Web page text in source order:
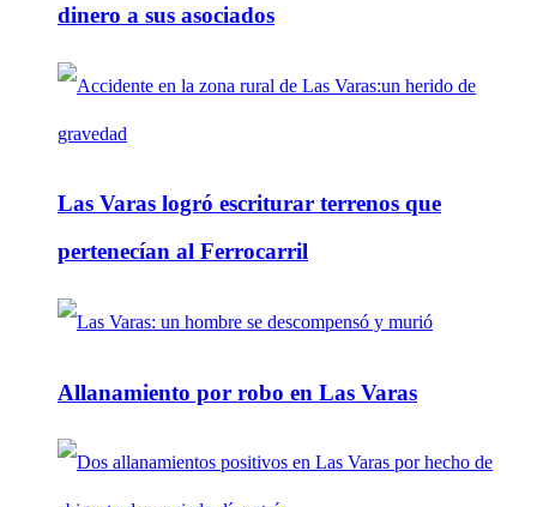
dinero a sus asociados
Las Varas logró escriturar terrenos que
pertenecían al Ferrocarril
Allanamiento por robo en Las Varas